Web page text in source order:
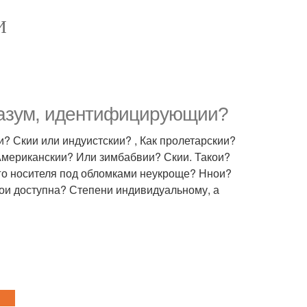
идентифицирующии?
Скии или индуистскии? , Как пролетарскии?
Или зимбабвии? Скии. Такои?
носителя под обломками неукроще? Ннои?
доступна? Степени индивидуальному, а